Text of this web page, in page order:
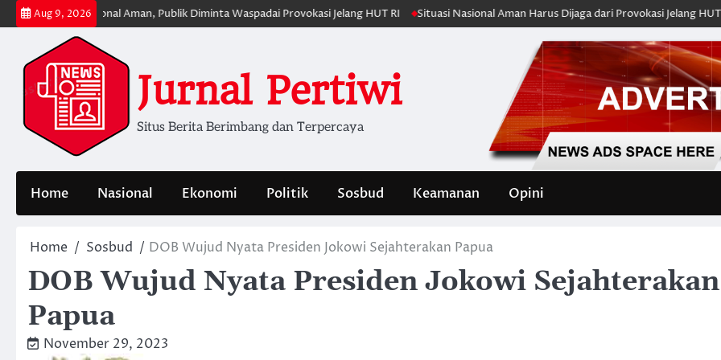
Skip
to
content
Aug 9, 2026
Nasional Aman, Publik Diminta Waspadai Provokasi Jelang HUT RI Situasi Nasional Aman Harus Dijaga dari Provokasi Jelang HUT ke-81 RI
Jurnal Pertiwi
Situs Berita Berimbang dan Terpercaya
Home Nasional Ekonomi Politik Sosbud Keamanan Opini
Home Sosbud DOB Wujud Nyata Presiden Jokowi Sejahterakan Papua
DOB Wujud Nyata Presiden Jokowi Sejahterakan
Papua
November 29, 2023